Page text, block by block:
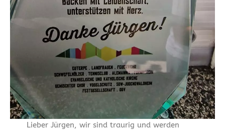
Lieber Jürgen, wir sind traurig und werden